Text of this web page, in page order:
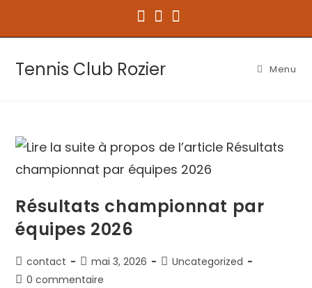
Tennis Club Rozier Menu
Résultats championnat par
équipes 2026
contact mai 3, 2026
Uncategorized
0 commentaire